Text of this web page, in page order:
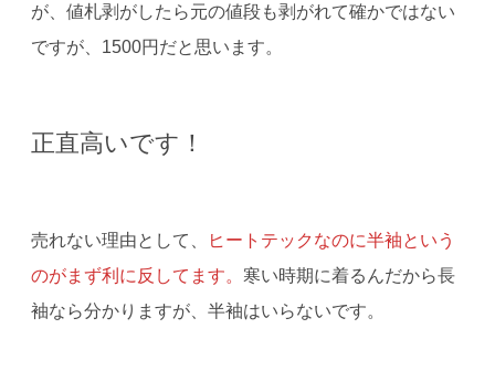
が、値札剥がしたら元の値段も剥がれて確かではない
ですが、1500円だと思います。
正直高いです！
売れない理由として、
ヒートテックなのに半袖という
のがまず利に反してます。 寒い時期に着るんだから長
袖なら分かりますが、半袖はいらないです。